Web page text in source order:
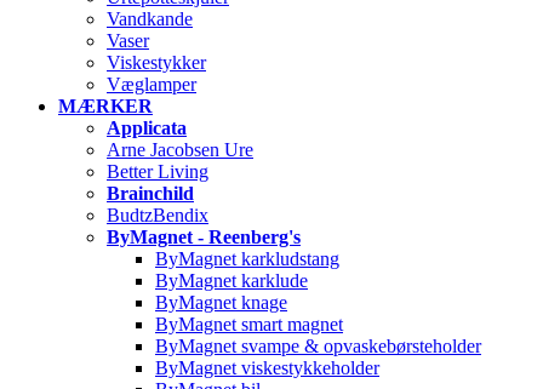
Vandkande
Vaser
Viskestykker
Væglamper
MÆRKER
Applicata
Arne Jacobsen Ure
Better Living
Brainchild
BudtzBendix
ByMagnet - Reenberg's
ByMagnet karkludstang
ByMagnet karklude
ByMagnet knage
ByMagnet smart magnet
ByMagnet svampe & opvaskebørsteholder
ByMagnet viskestykkeholder